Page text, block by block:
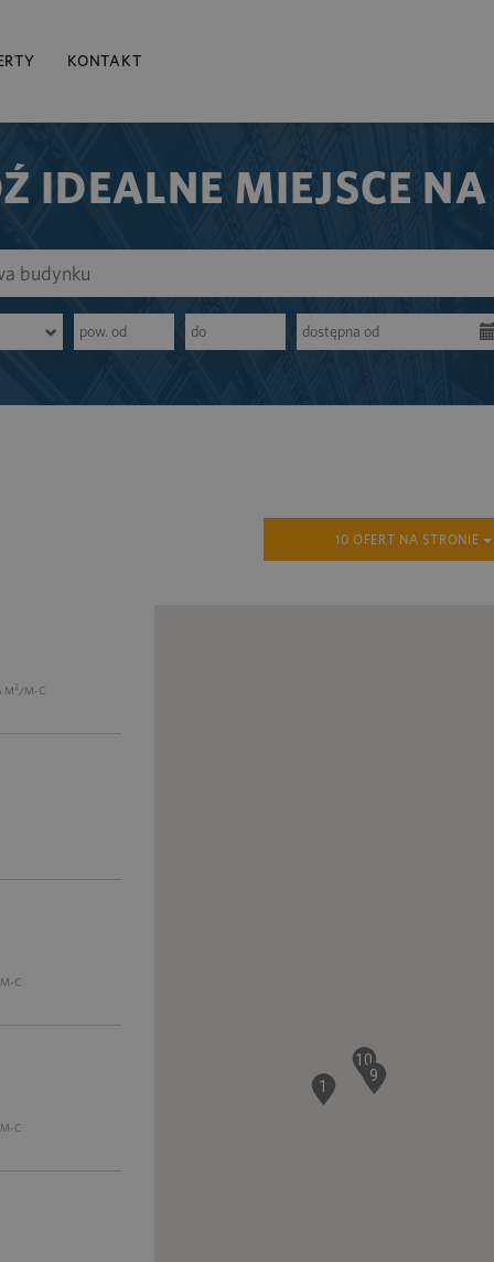
KONTAKT
IDEALNE MIEJSCE
10 OFERT NA STRONIE
M2/M-C
C
C
1
9
10